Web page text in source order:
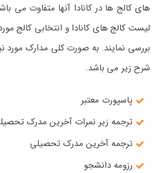
های کالج ها در کانادا آنها متفاوت می
لیست کالج های کانادا و انتخابی کالج
بررسی نمایند. به صورت کلی مدارک مورد
شرح زیر می باشد.
پاسپورت معتبر
ترجمه زیر نمرات آخرین مدرک
ترجمه آخرین مدرک تحصیلی
رزومه دانشجو